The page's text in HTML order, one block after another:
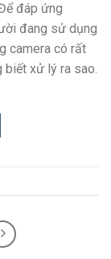
đáp ứng
đang sử dụng
camera có rất
biết xử lý ra sao.